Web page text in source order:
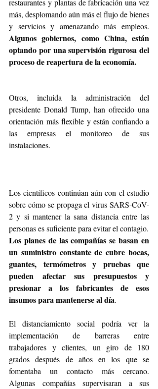
restaurantes y plantas de fabricación una vez
más, desplomando aún más el flujo de bienes
Algunos gobiernos, como China, están
optando por una supervisión rigurosa del
proceso de reapertura de la economía.
Otros, incluida la administración del
presidente Donald Tump, han ofrecido una
orientación más flexible y están confiando a
las empresas el monitoreo de sus
instalaciones.
Los científicos continúan aún con el estudio
sobre cómo se propaga el virus SARS-CoV-
2 y si mantener la sana distancia entre las
personas es suficiente para evitar el contagio.
Los planes de las compañías se basan en
un suministro constante de cubre bocas,
guantes, termómetros y pruebas que
pueden afectar sus presupuestos y
presionar a los fabricantes de esos
insumos para mantenerse al día.
El distanciamiento social podría ver la
implementación de barreras entre
trabajadores y clientes, un giro de 180
grados después de años en los que se
fomentaba un contacto más cercano.
Algunas compañías supervisaran a sus